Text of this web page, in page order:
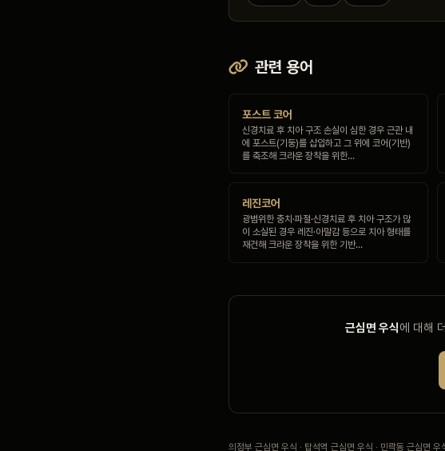
관련 용어
포스트 코어
신경치료 후 치아 구조 손실이 심한 경우 근관 내
에 포스트(기둥)를 삽입하고 그 위에 코어(기반)
를 축조해 크라운 장착을 위한…
레진코어
광범위한 충치·파절·신경치료 후 치아 구조가 많
이 소실된 경우 레진·아말감 등으로 치아 형태를
재건해 크라운 장착을 위한 기반…
근심면 우식에 대해
의정부 근심면 우식 · 탑석역 근심면 우식 · 민락동 근심면